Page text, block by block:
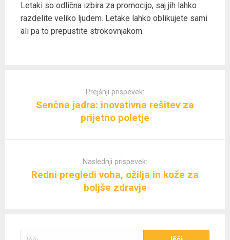
Letaki so odlična izbira za promocijo, saj jih lahko
razdelite veliko ljudem. Letake lahko oblikujete sami
ali pa to prepustite strokovnjakom.
Prejšnji prispevek:
Senčna jadra: inovativna rešitev za
prijetno poletje
Naslednji prispevek:
Redni pregledi voha, ožilja in kože za
boljše zdravje
Išči: